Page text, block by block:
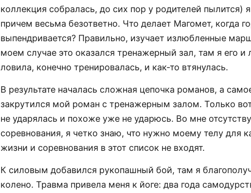
коллекция собралась, до сих пор у родителей пылится)
причем весьма безответно. Что делает Магомет, когда
выпендривается? Правильно, изучает излюбленные
моем случае это оказался тренажерный зал, там я его и
ловила, конечно тренировалась, и как-то втянулась.
В результате началась сложная цепочка романов, а
закрутился мой роман с тренажерным залом. Только
не ударялась и похоже уже не ударюсь. Во мне
соревнования, я четко знаю, что нужно моему телу для
жизни и соревнования в этот список не входят.
К силовым добавился рукопашный бой, там я
колено. Травма привела меня к йоге: два года